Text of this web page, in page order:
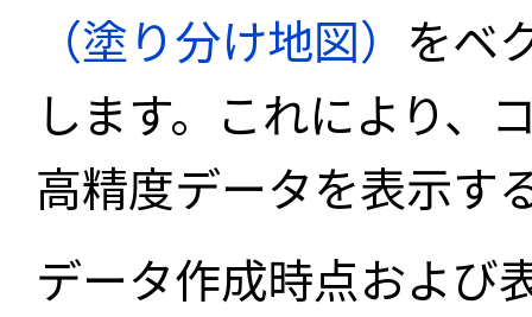
（塗り分け地図） をベ
します。これにより、
高精度データを表示す
データ作成時点および